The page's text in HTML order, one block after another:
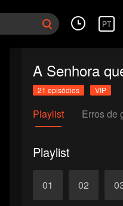
PT
A Senhora
21 episódios VIP
Playlist Erros de
Playlist
01 02